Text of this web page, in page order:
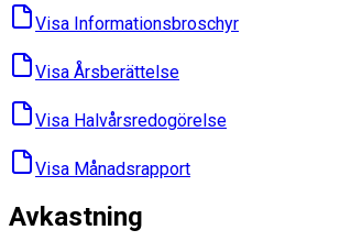
Visa Informations­broschyr
Visa Års­berättelse
Visa Halvårs­redogörelse
Visa Månads­rapport
Avkastning